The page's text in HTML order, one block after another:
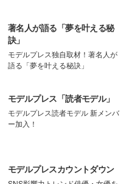
著名人が語る「夢を叶える秘
訣」
モデルプレス独自取材！著名人が
語る「夢を叶える秘訣」
モデルプレス「読者モデル」
モデルプレス読者モデル 新メンバ
ー加入！
モデルプレスカウントダウン